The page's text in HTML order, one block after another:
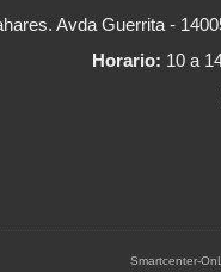
Avda Guerrita -
Horario: 10 a
Smartcenter-